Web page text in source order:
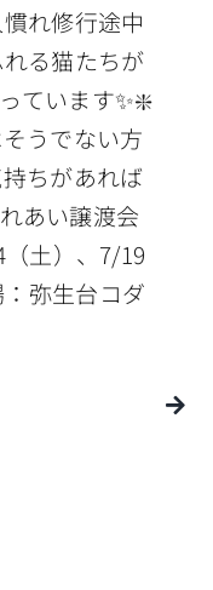
れ修行途中
る猫たちが
ています✨❇️
うでない方
ちがあれば
あい譲渡会
（土）、7/19
弥生台コダ